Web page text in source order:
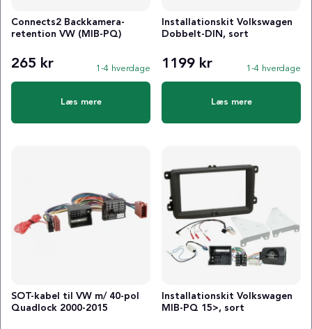
Connects2 Backkamera-
retention VW (MIB-PQ)
265 kr 1-4 hverdage
Læs mere
Installationskit Volkswagen
Dobbelt-DIN, sort
1199 kr 1-4 hverdage
Læs mere
SOT-kabel til VW m/ 40-pol
Quadlock 2000-2015
Installationskit Volkswagen
MIB-PQ 15>, sort